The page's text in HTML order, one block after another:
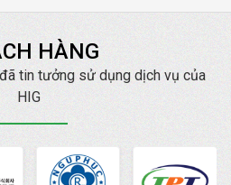
HÀNG
tin tưởng sử dụng dịch vụ của
HIG